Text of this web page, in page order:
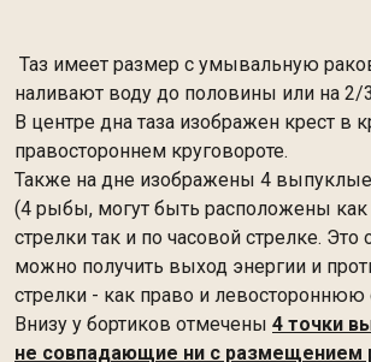
Таз имеет размер с умывальную
наливают воду до половины или на 2/
В центре дна таза изображен крест в
правостороннем круговороте.
Также на дне изображены 4
(4 рыбы, могут быть расположены как
стрелки так и по часовой стрелке. Это
можно получить выход энергии и
стрелки - как право и левостороннюю
Внизу у бортиков отмечены 4 точки
не совпадающие ни с размещением